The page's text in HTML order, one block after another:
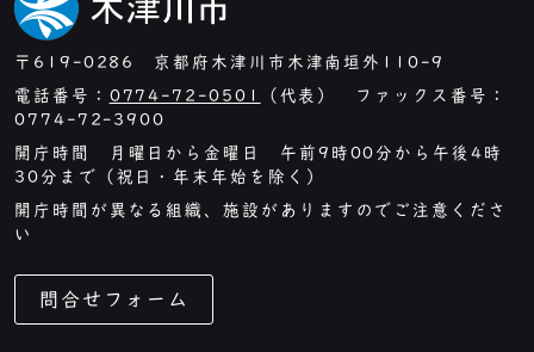
〒619-0286 京都府木津川市木津南垣外110-9
電話番号： 0774-72-0501
（代表） ファックス番号：
0774-72-3900
開庁時間 月曜日から金曜日 午前9時00分から午後4時
30分まで（祝日・年末年始を除く）
開庁時間が異なる組織、施設がありますのでご注意くださ
い
問合せフォーム